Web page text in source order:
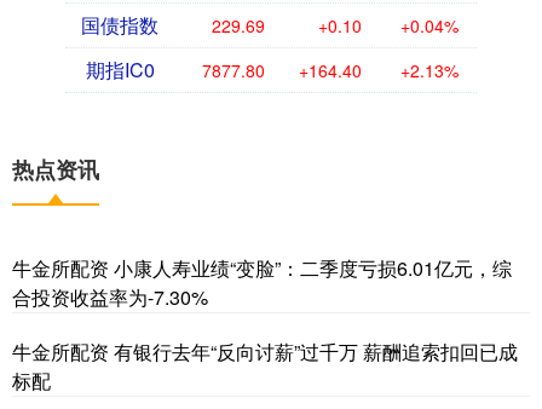
国债指数 229.69 +0.10 +0.04%
期指IC0 7877.80 +164.40 +2.13%
热点资讯
牛金所配资 小康人寿业绩“变脸”：二季度亏损6.01亿元，综
合投资收益率为-7.30%
牛金所配资 有银行去年“反向讨薪”过千万 薪酬追索扣回已成
标配